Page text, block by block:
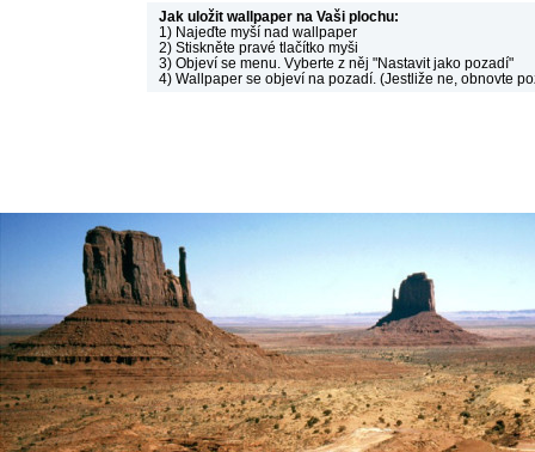
Jak uložit wallpaper na Vaši plochu:
1) Najeďte myší nad wallpaper
2) Stiskněte pravé tlačítko myši
3) Objeví se menu. Vyberte z něj "Nastavit jako pozadí"
4) Wallpaper se objeví na pozadí. (Jestliže ne, obnovte